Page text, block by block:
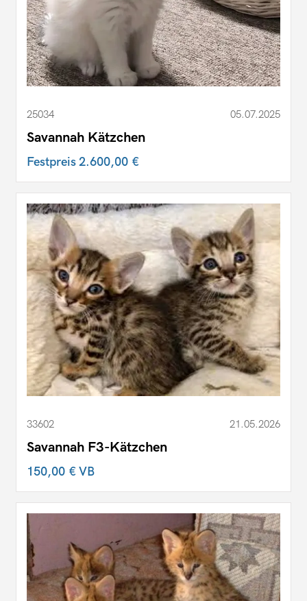
25034 05.07.2025
Savannah Kätzchen
Festpreis2.600,00 €
33602 21.05.2026
Savannah F3-Kätzchen
150,00 €VB